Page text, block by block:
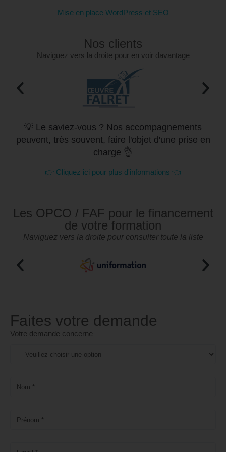
Mise en place WordPress et SEO
Nos clients
Naviguez vers la droite pour en voir davantage
💡 Le saviez-vous ? Nos accompagnements
peuvent, très souvent, faire l'objet d'une prise en
charge 👌
👉 Cliquez ici pour plus d'informations 👈
Les OPCO / FAF pour le financement
de votre formation
Naviguez vers la droite pour consulter toute la liste
Faites votre demande
Votre demande concerne